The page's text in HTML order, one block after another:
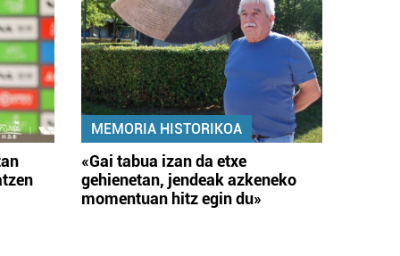
MEMORIA HISTORIKOA
«Gai tabua izan da etxe
gehienetan, jendeak azkeneko
momentuan hitz egin du»